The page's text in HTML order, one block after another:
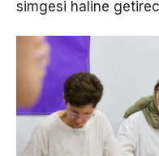
simgesi haline